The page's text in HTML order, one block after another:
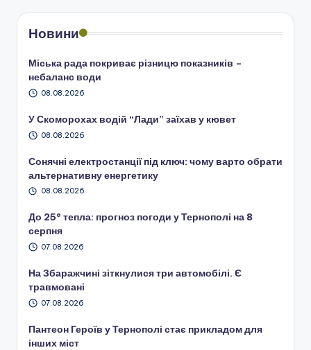
Новини
Міська рада покриває різницю показників –
небаланс води
08.08.2026
У Скоморохах водій “Лади” заїхав у кювет
08.08.2026
Сонячні електростанції під ключ: чому варто обрати
альтернативну енергетику
08.08.2026
До 25° тепла: прогноз погоди у Тернополі на 8
серпня
07.08.2026
На Збаражчині зіткнулися три автомобілі. Є
травмовані
07.08.2026
Пантеон Героїв у Тернополі стає прикладом для
інших міст